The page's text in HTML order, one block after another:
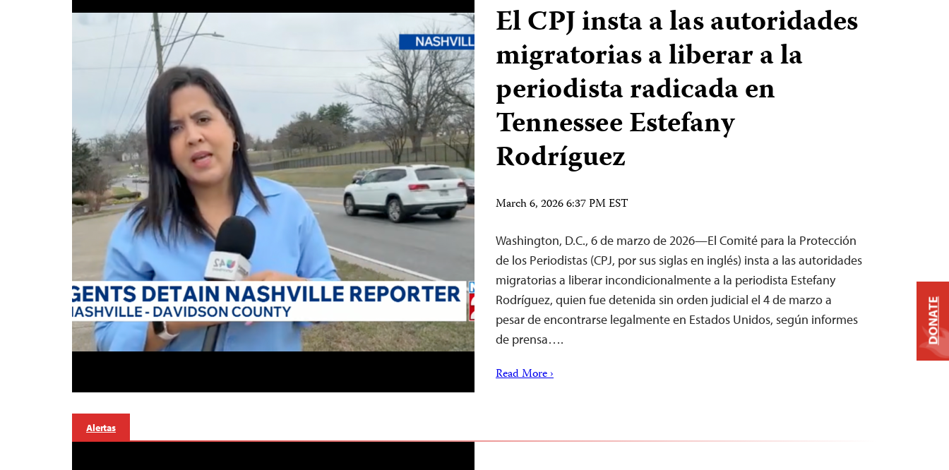
El CPJ insta a las autoridades
migratorias a liberar a la
periodista radicada en
Tennessee Estefany
Rodríguez
March 6, 2026 6:37 PM EST
Washington, D.C., 6 de marzo de 2026—El Comité para la Protección
de los Periodistas (CPJ, por sus siglas en inglés) insta a las autoridades
migratorias a liberar incondicionalmente a la periodista Estefany
Rodríguez, quien fue detenida sin orden judicial el 4 de marzo a
pesar de encontrarse legalmente en Estados Unidos, según informes
de prensa….
Read More ›
Alertas
DONATE